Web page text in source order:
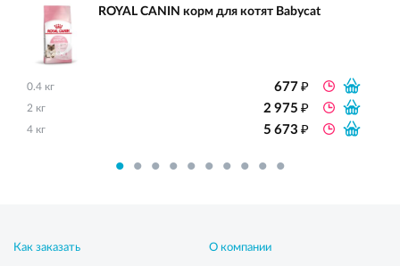
ROYAL CANIN корм для котят Babycat
0.4 кг 677₽
2 кг 2 975₽
4 кг 5 673₽
Как заказать О компании